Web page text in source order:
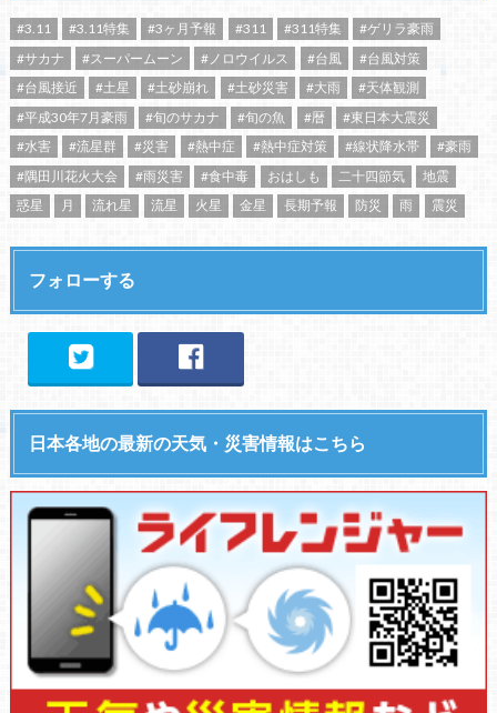
#3.11 #3.11特集 #3ヶ月予報 #311 #311特集
#ゲリラ豪雨
#サカナ
#スーパームーン #ノロウイルス #台風
#台風対策
#台風接近
#土星 #土砂崩れ #土砂災害 #大雨
#天体観測
#平成30年7月豪雨
#旬のサカナ #旬の魚 #暦
#東日本大震災
#水害
#流星群 #災害 #熱中症 #熱中症対策 #線状降水帯
#豪雨
#隅田川花火大会
#雨災害 #食中毒 おはしも 二十四節気
地震
惑星
月 流れ星 流星 火星 金星 長期予報 防災 雨 震災
フォローする
日本各地の最新の天気・災害情報はこちら